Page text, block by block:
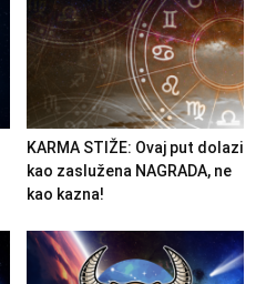
KARMA STIŽE: Ovaj put dolazi
kao zaslužena NAGRADA, ne
kao kazna!